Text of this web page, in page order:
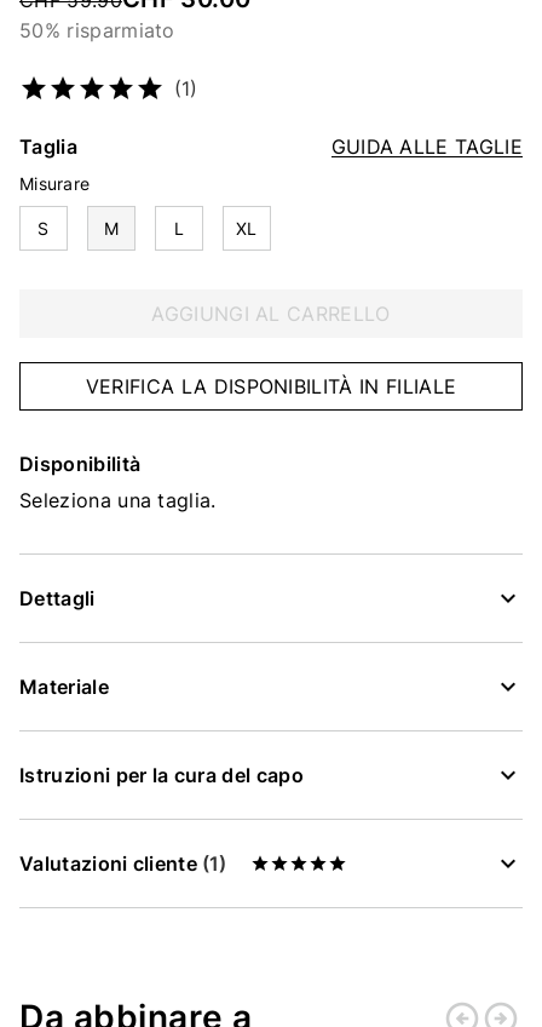
50% risparmiato
(1)
GUIDA ALLE TAGLIE
Taglia
Misurare
S M L XL
AGGIUNGI AL CARRELLO
VERIFICA LA DISPONIBILITÀ IN FILIALE
Disponibilità
Seleziona una taglia.
Dettagli
Materiale
Istruzioni per la cura del capo
Valutazioni cliente (1)
Da abbinare a arrow_circle_leftarrow_circle_right